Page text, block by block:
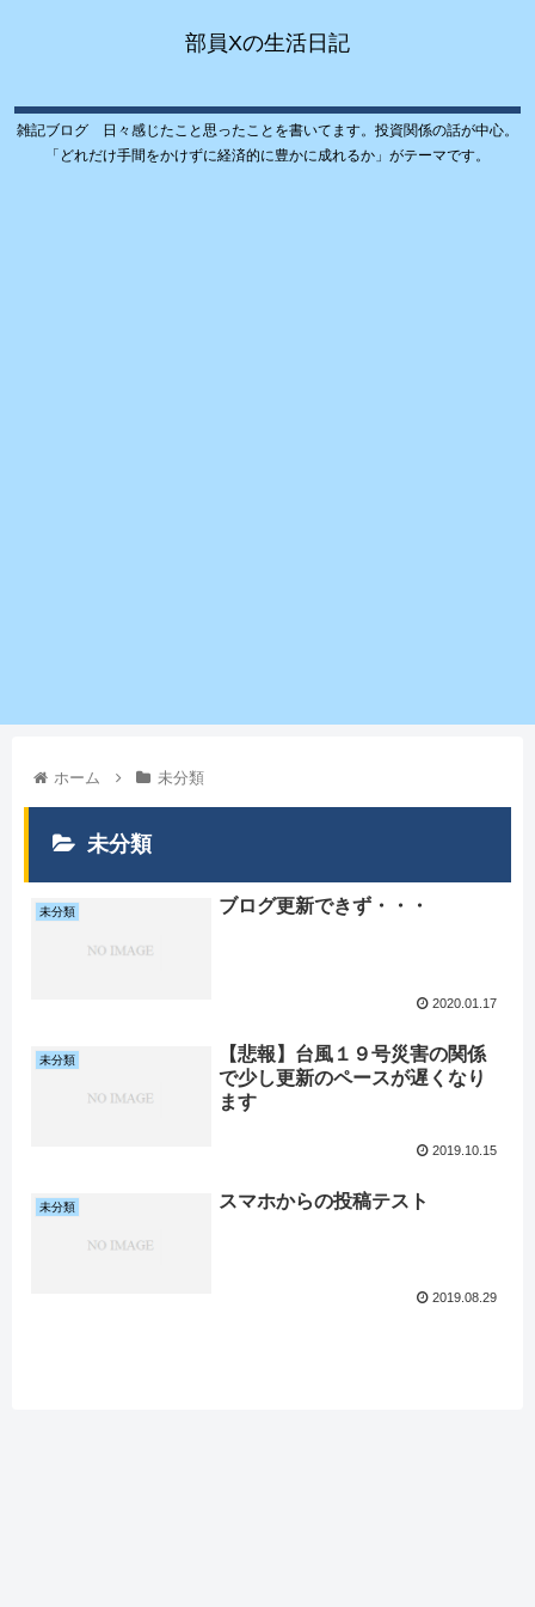
部員Xの生活日記
雑記ブログ 日々感じたこと思ったことを書いてます。投資関係の話が中心。
「どれだけ手間をかけずに経済的に豊かに成れるか」がテーマです。
ホーム 未分類
未分類
未分類 ブログ更新できず・・・
2020.01.17
未分類
【悲報】台風１９号災害の関係
で少し更新のペースが遅くなり
ます
2019.10.15
未分類 スマホからの投稿テスト
2019.08.29